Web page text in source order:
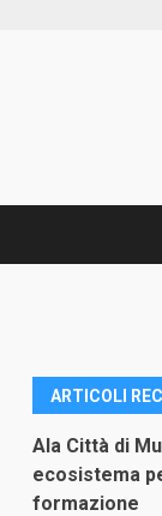
ARTICOLI
Ala Città di
ecosistema
formazione